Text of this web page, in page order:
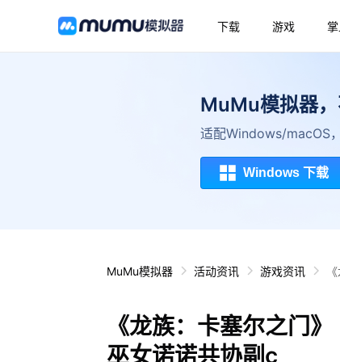
下载 游戏
MuMu模拟器，
适配Windows/macOS
Windows 下载
MuMu模拟器 活动资讯 游戏资讯
《龙族：卡塞尔之门
巫女诺诺共协副c